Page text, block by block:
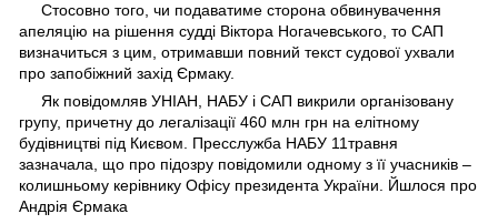
Стосовно того, чи подаватиме сторона обвинувачення
апеляцію на рішення судді Віктора Ногачевського, то САП
визначиться з цим, отримавши повний текст судової ухвали
про запобіжний захід Єрмаку.
Як повідомляв УНІАН, НАБУ і САП викрили організовану
групу, причетну до легалізації 460 млн грн на елітному
будівництві під Києвом. Пресслужба НАБУ 11травня
зазначала, що про підозру повідомили одному з її учасників –
колишньому керівнику Офісу президента України. Йшлося про
Андрія Єрмака